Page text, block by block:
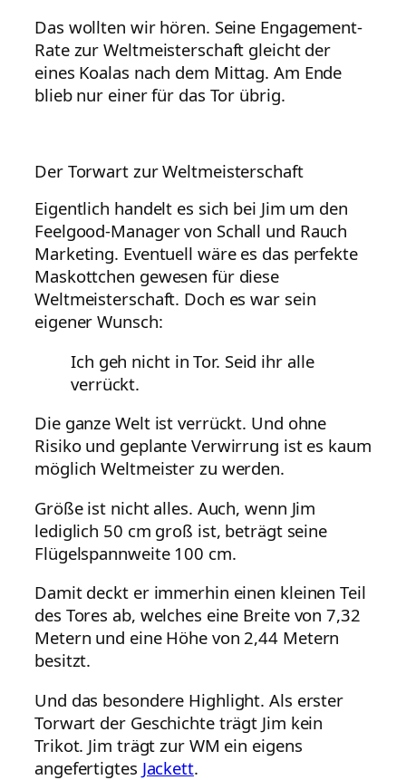
Das wollten wir hören. Seine Engagement-
Rate zur Weltmeisterschaft gleicht der
eines Koalas nach dem Mittag. Am Ende
blieb nur einer für das Tor übrig.
Der Torwart zur Weltmeisterschaft
Eigentlich handelt es sich bei Jim um den
Feelgood-Manager von Schall und Rauch
Marketing. Eventuell wäre es das perfekte
Maskottchen gewesen für diese
Weltmeisterschaft. Doch es war sein
eigener Wunsch:
Ich geh nicht in Tor. Seid ihr alle
verrückt.
Die ganze Welt ist verrückt. Und ohne
Risiko und geplante Verwirrung ist es kaum
möglich Weltmeister zu werden.
Größe ist nicht alles. Auch, wenn Jim
lediglich 50 cm groß ist, beträgt seine
Flügelspannweite 100 cm.
Damit deckt er immerhin einen kleinen Teil
des Tores ab, welches eine Breite von 7,32
Metern und eine Höhe von 2,44 Metern
besitzt.
Und das besondere Highlight. Als erster
Torwart der Geschichte trägt Jim kein
Trikot. Jim trägt zur WM ein eigens
angefertigtes Jackett.